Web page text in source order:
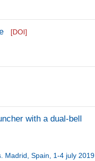
[DOI]
with a dual-bell
Madrid, Spain, 1-4 july 2019